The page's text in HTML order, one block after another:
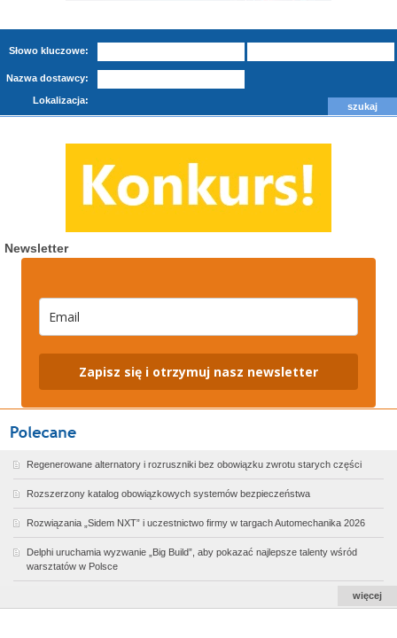
Słowo kluczowe:
Nazwa dostawcy:
Lokalizacja:
Newsletter
Zapisz się i otrzymuj nasz newsletter
Regenerowane alternatory i rozruszniki bez obowiązku zwrotu starych części
Rozszerzony katalog obowiązkowych systemów bezpieczeństwa
Rozwiązania „Sidem NXT” i uczestnictwo firmy w targach Automechanika 2026
Delphi uruchamia wyzwanie „Big Build”, aby pokazać najlepsze talenty wśród
warsztatów w Polsce
więcej